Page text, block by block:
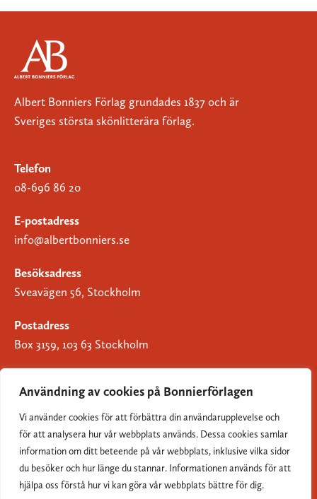
Användning av cookies på Bonnierförlagen
Vi använder cookies för att förbättra din användarupplevelse och
för att analysera hur vår webbplats används. Dessa cookies samlar
information om ditt beteende på vår webbplats, inklusive vilka sidor
du besöker och hur länge du stannar. Informationen används för att
hjälpa oss förstå hur vi kan göra vår webbplats bättre för dig.
Albert Bonniers Förlag grundades 1837 och är
Sveriges största skönlitterära förlag.
Telefon
08-696 86 20
E-postadress
info@albertbonniers.se
Besöksadress
Sveavägen 56, Stockholm
Postadress
Box 3159, 103 63 Stockholm
Om Bonnierförlagen
Cookies
Integritetspolicy